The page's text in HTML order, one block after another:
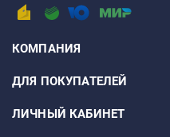
КОМПАНИЯ
ДЛЯ ПОКУПАТЕЛЕЙ
ЛИЧНЫЙ КАБИНЕТ